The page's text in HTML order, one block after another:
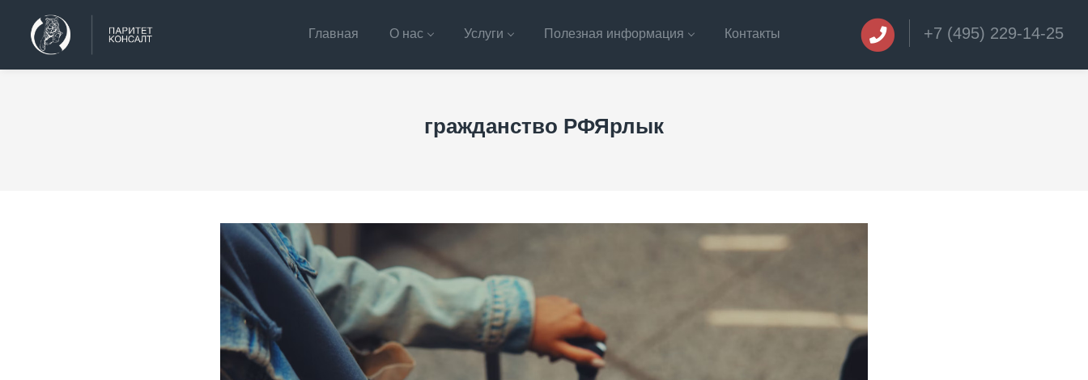
Главная О нас Услуги Полезная информация Контакты +7 (495) 229-14-25
гражданство РФЯрлык